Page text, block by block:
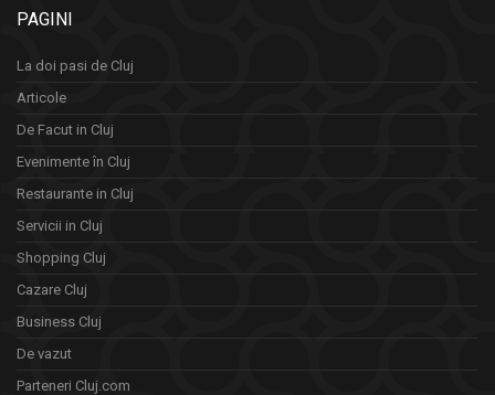
PAGINI
La doi pasi de Cluj
Articole
De Facut in Cluj
Evenimente în Cluj
Restaurante in Cluj
Servicii in Cluj
Shopping Cluj
Cazare Cluj
Business Cluj
De vazut
Parteneri Cluj.com